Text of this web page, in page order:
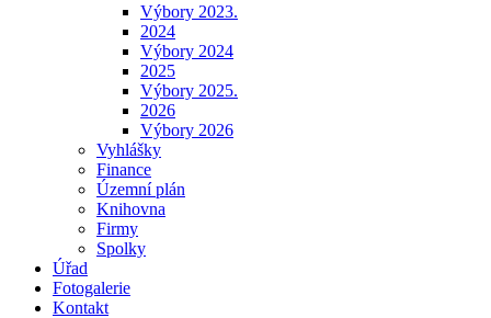
Výbory 2023.
2024
Výbory 2024
2025
Výbory 2025.
2026
Výbory 2026
Vyhlášky
Finance
Územní plán
Knihovna
Firmy
Spolky
Úřad
Fotogalerie
Kontakt